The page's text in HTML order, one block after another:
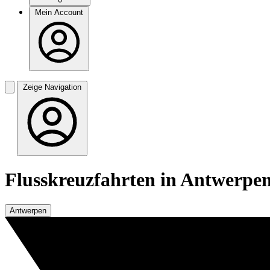
Mein Account
Zeige Navigation
Flusskreuzfahrten in
Antwerpen